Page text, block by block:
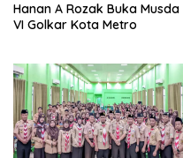
Hanan A Rozak Buka Musda
VI Golkar Kota Metro